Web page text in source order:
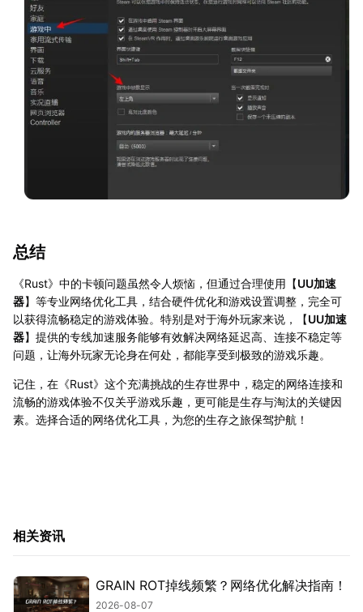
总结
《Rust》中的卡顿问题虽然令人烦恼，但通过合理使用【UU加速
器】等专业网络优化工具，结合硬件优化和游戏设置调整，完全可
以获得流畅稳定的游戏体验。特别是对于海外玩家来说，【UU加速
器】提供的专线加速服务能够有效解决网络延迟高、连接不稳定等
问题，让海外玩家无论身在何处，都能享受到极致的游戏乐趣。
记住，在《Rust》这个充满挑战的生存世界中，稳定的网络连接和
流畅的游戏体验不仅关乎游戏乐趣，更可能是生存与淘汰的关键因
素。选择合适的网络优化工具，为您的生存之旅保驾护航！
相关资讯
GRAIN ROT掉线频繁？网络优化解决指南！
2026-08-07